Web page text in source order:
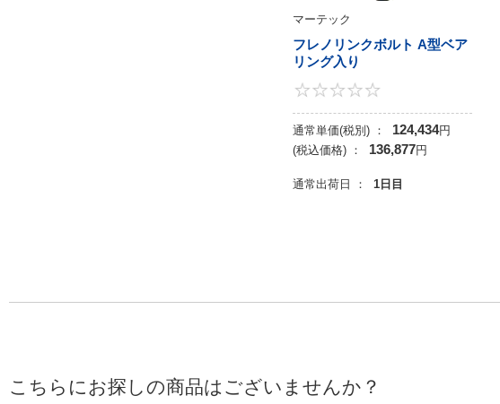
マーテック
フレノリンクボルト A型ベア
リング入り
通常単価(税別) ： 124,434円
(税込価格) ：
136,877円
通常出荷日 ： 1日目
こちらにお探しの商品はございませんか？